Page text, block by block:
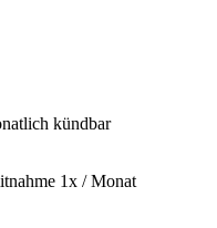
kündbar
1x / Monat